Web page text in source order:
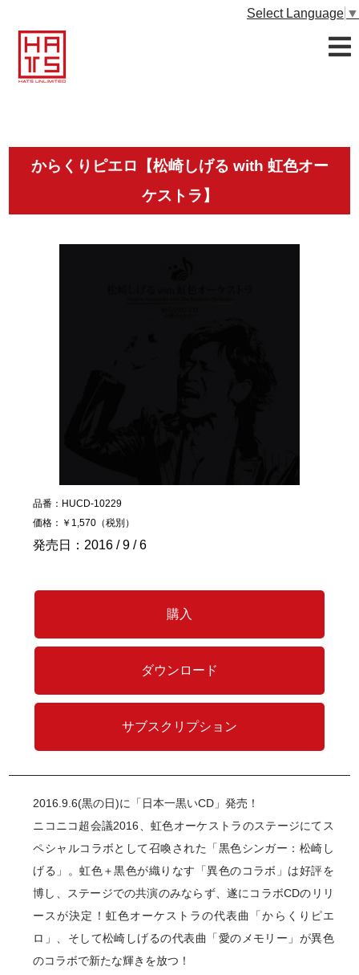
Select Language ▼
からくりピエロ【松崎しげる with 虹色オー
ケストラ】
品番：HUCD-10229
価格：￥1,570（税別）
発売日：2016 / 9 / 6
購入
ダウンロード
サブスクリプション
2016.9.6(黒の日)に「日本一黒いCD」発売！
ニコニコ超会議2016、虹色オーケストラのステージにてス
ペシャルコラボとして召喚された「黒色シンガー：松崎し
げる」。虹色＋黒色が織りなす「異色のコラボ」は好評を
博し、ステージでの共演のみならず、遂にコラボCDのリリ
ースが決定！虹色オーケストラの代表曲「からくりピエ
ロ」、そして松崎しげるの代表曲「愛のメモリー」が異色
のコラボで新たな輝きを放つ！